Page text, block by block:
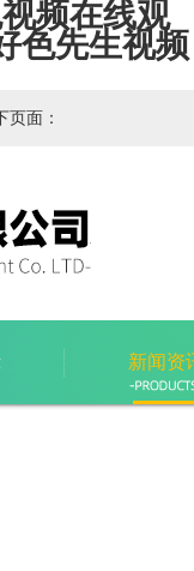
频在线观
色先生视频
：
新闻资